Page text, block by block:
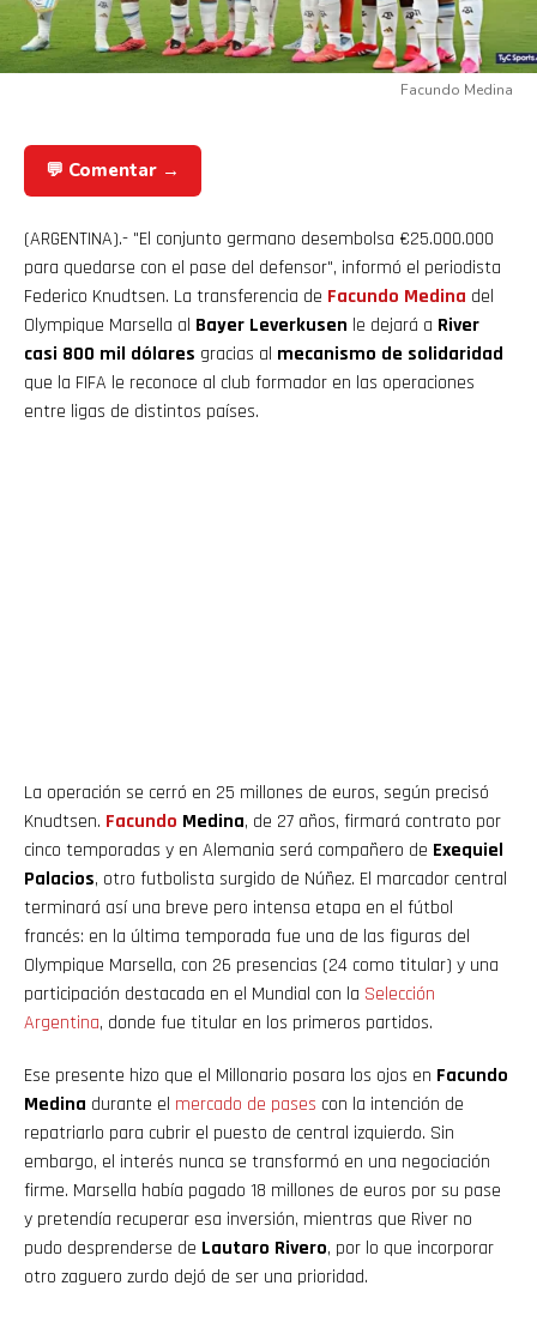
Facundo Medina
💬 Comentar →
(ARGENTINA).- "El conjunto germano desembolsa €25.000.000
para quedarse con el pase del defensor", informó el periodista
Federico Knudtsen. La transferencia de Facundo Medina del
Olympique Marsella al Bayer Leverkusen le dejará a River
casi 800 mil dólares gracias al mecanismo de solidaridad
que la FIFA le reconoce al club formador en las operaciones
entre ligas de distintos países.
La operación se cerró en 25 millones de euros, según precisó
Knudtsen. Facundo Medina, de 27 años, firmará contrato por
cinco temporadas y en Alemania será compañero de Exequiel
Palacios, otro futbolista surgido de Núñez. El marcador central
terminará así una breve pero intensa etapa en el fútbol
francés: en la última temporada fue una de las figuras del
Olympique Marsella, con 26 presencias (24 como titular) y una
participación destacada en el Mundial con la Selección
Argentina, donde fue titular en los primeros partidos.
Ese presente hizo que el Millonario posara los ojos en Facundo
Medina durante el mercado de pases con la intención de
repatriarlo para cubrir el puesto de central izquierdo. Sin
embargo, el interés nunca se transformó en una negociación
firme. Marsella había pagado 18 millones de euros por su pase
y pretendía recuperar esa inversión, mientras que River no
pudo desprenderse de Lautaro Rivero, por lo que incorporar
otro zaguero zurdo dejó de ser una prioridad.